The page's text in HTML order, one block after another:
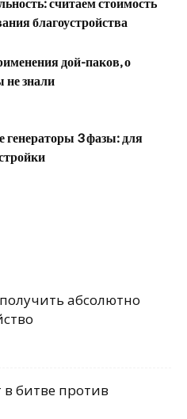
благоустройства
дой-паков, о
знали
генераторы 3 фазы: для
абсолютно
битве против